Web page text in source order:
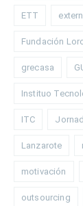
ETT
Fundación
grecasa
Instituo
ITC
Lanzarote
motivación
outsourcing